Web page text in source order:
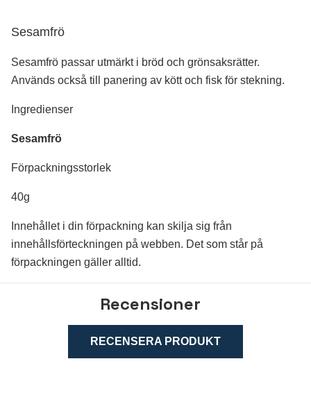
Sesamfrö
Sesamfrö passar utmärkt i bröd och grönsaksrätter.
Används också till panering av kött och fisk för stekning.
Ingredienser
Sesamfrö
Förpackningsstorlek
40g
Innehållet i din förpackning kan skilja sig från
innehållsförteckningen på webben. Det som står på
förpackningen gäller alltid.
Recensioner
RECENSERA PRODUKT